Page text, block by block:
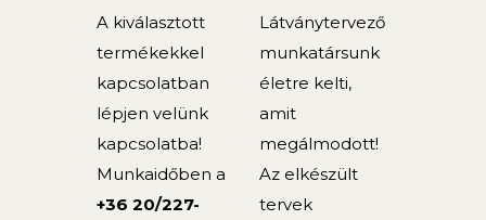
A kiválasztott
termékekkel
kapcsolatban
lépjen velünk
kapcsolatba!
Munkaidőben a
+36 20/227-
Látványtervező
munkatársunk
életre kelti,
amit
megálmodott!
Az elkészült
tervek